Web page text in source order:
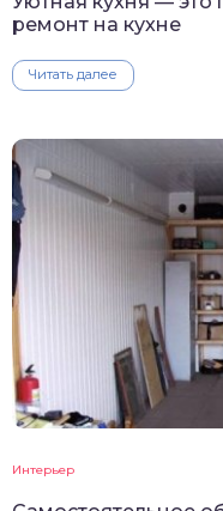
ремонт на кухне
Читать далее
Интерьер